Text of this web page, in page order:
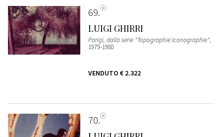
69
LUIGI GHIRRI
Parigi, dalla serie "Topographie Iconographie",
1979-1980
VENDUTO € 2.322
70